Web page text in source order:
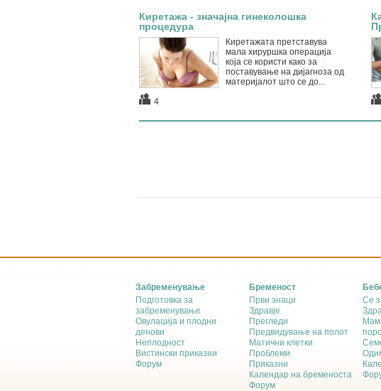
Киретажа - значајна гинеколошка
процедура
Киретажата претставува
мала хируршка операција
која се користи како за
поставување на дијагноза од
материјалот што се до...
4
Забременување
Подготовка за
забременување
Овулација и плодни
денови
Неплодност
Вистински приказни
Форум
Бременост
Први знаци
Здравје
Прегледи
Предвидување на полот
Матични клетки
Проблеми
Приказни
Календар на бременоста
Форум
Се